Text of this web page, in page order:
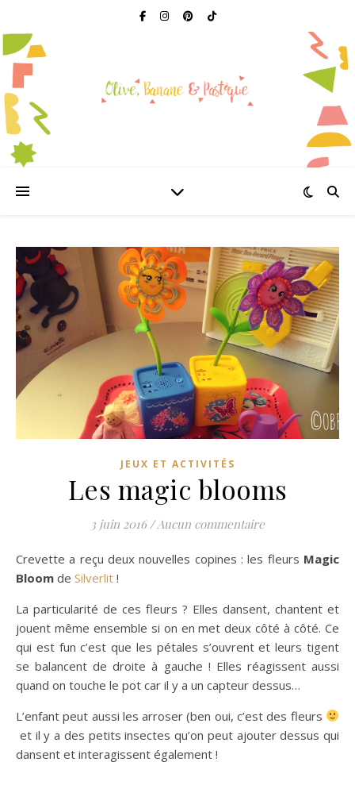
JEUX ET ACTIVITÉS
Les magic blooms
3 juin 2016 / Aucun commentaire
Crevette a reçu deux nouvelles copines : les fleurs Magic
Bloom de Silverlit !
La particularité de ces fleurs ? Elles dansent, chantent et
jouent même ensemble si on en met deux côté à côté. Ce
qui est fun c’est que les pétales s’ouvrent et leurs tigent
se balancent de droite à gauche ! Elles réagissent aussi
quand on touche le pot car il y a un capteur dessus…
L’enfant peut aussi les arroser (ben oui, c’est des fleurs
et il y a des petits insectes qu’on peut ajouter dessus qui
dansent et interagissent également !